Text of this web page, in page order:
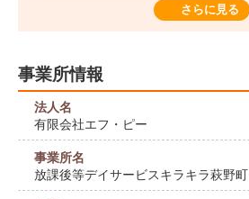
さらに見る
事業所情報
法人名
有限会社エフ・ピー
事業所名
放課後等デイサービスキラキラ萩野町